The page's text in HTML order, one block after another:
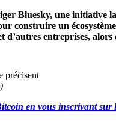
Bluesky, une
construire un
entreprises,
en vous inscrivant